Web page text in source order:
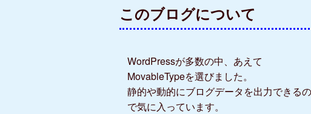
このブログについて
WordPressが多数の中、あえて
MovableTypeを選びました。
静的や動的にブログデータを出力できるの
で気に入っています。